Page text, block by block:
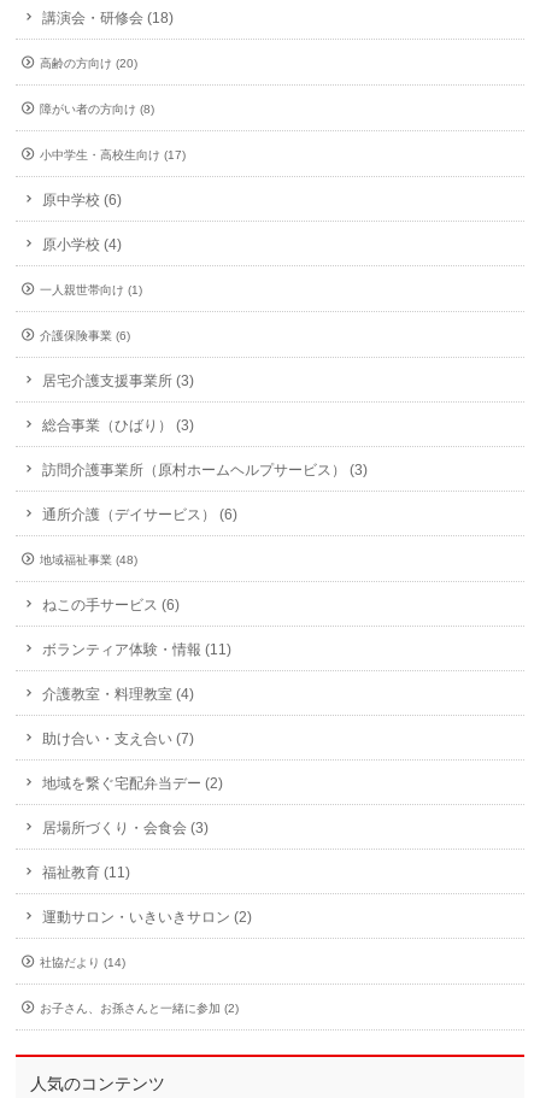
講演会・研修会 (18)
高齢の方向け (20)
障がい者の方向け (8)
小中学生・高校生向け (17)
原中学校 (6)
原小学校 (4)
一人親世帯向け (1)
介護保険事業 (6)
居宅介護支援事業所 (3)
総合事業（ひばり） (3)
訪問介護事業所（原村ホームヘルプサービス） (3)
通所介護（デイサービス） (6)
地域福祉事業 (48)
ねこの手サービス (6)
ボランティア体験・情報 (11)
介護教室・料理教室 (4)
助け合い・支え合い (7)
地域を繋ぐ宅配弁当デー (2)
居場所づくり・会食会 (3)
福祉教育 (11)
運動サロン・いきいきサロン (2)
社協だより (14)
お子さん、お孫さんと一緒に参加 (2)
人気のコンテンツ